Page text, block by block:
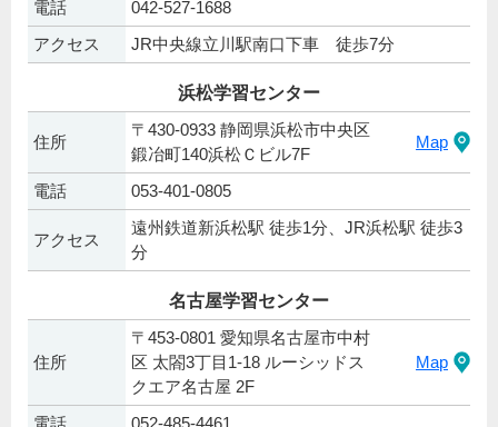
電話
042‐527‐1688
アクセス
JR中央線立川駅南口下車 徒歩7分
浜松学習センター
住所
〒430-0933 静岡県浜松市中央区
鍛冶町140浜松Ｃビル7F
Map
電話 053-401-0805
アクセス
遠州鉄道新浜松駅 徒歩1分、JR浜松駅 徒歩3
分
名古屋学習センター
住所
〒453-0801 愛知県名古屋市中村
区 太閤3丁目1-18 ルーシッドス
クエア名古屋 2F
Map
電話 052-485-4461